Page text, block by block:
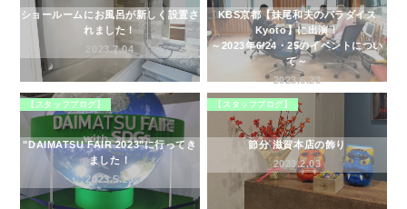
協力業者募集
無料お見積り お問い合わせ
ショールームにお風呂が新しく設置さ
れました！
2023.7.04
KBS京都【妹尾和夫のパラダイス
Kyoto】に出演！
～2023年6/24・25のイベントについ
て～
2023.6.23
【スタッフブログ】
"DAIMATSU FAIR 2023"に行ってき
ました！
2023.5.19
【スタッフブログ】
節分 滋賀本店の飾り
2023.2.03